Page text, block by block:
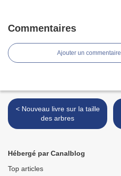
Commentaires
Ajouter un commentaire
< Nouveau livre sur la taille
des arbres
Hébergé par Canalblog
Top articles